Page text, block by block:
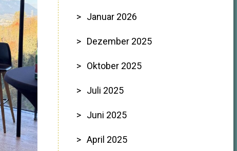
Januar 2026
Dezember 2025
Oktober 2025
Juli 2025
Juni 2025
April 2025